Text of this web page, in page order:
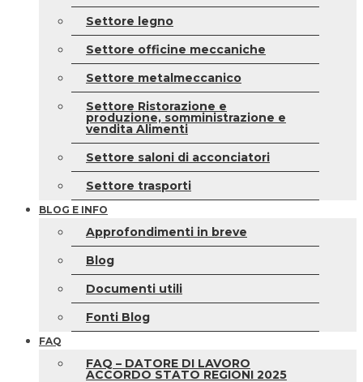
Settore legno
Settore officine meccaniche
Settore metalmeccanico
Settore Ristorazione e
produzione, somministrazione e
vendita Alimenti
Settore saloni di acconciatori
Settore trasporti
BLOG E INFO
Approfondimenti in breve
Blog
Documenti utili
Fonti Blog
FAQ
FAQ – DATORE DI LAVORO
ACCORDO STATO REGIONI 2025